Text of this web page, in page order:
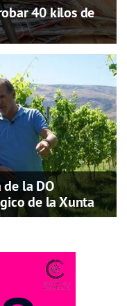
40 kilos de
la DO
de la Xunta